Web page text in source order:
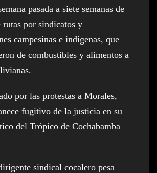
pasada a siete semanas de
rutas por sindicatos y
campesinas e indígenas, que
de combustibles y alimentos a
por las protestas a Morales,
fugitivo de la justicia en su
del Trópico de Cochabamba
sindical cocalero pesa